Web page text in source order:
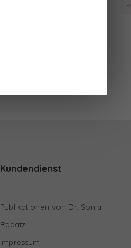
Kundendienst
Publikationen von Dr. Sonja
Radatz
Impressum